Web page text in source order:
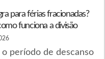
para férias fracionadas?
funciona a divisão
o período de descanso